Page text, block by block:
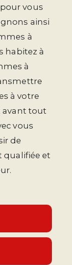
vous
ainsi
à
habitez à
à
à votre
avant tout
vous
de
qualifiée et